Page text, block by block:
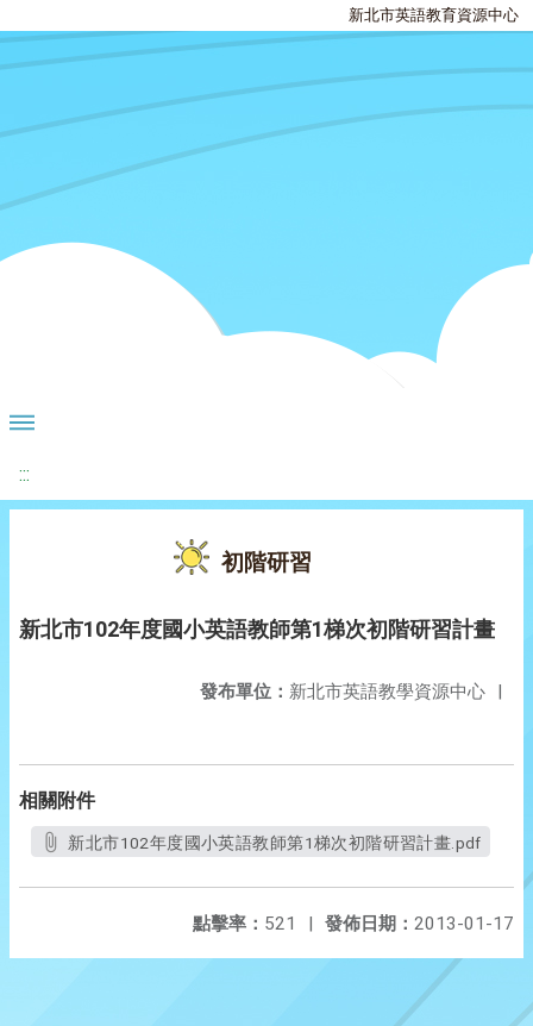
新北市英語教育資源中心
:::
初階研習
新北市102年度國小英語教師第1梯次初階研習計畫
發布單位： 新北市英語教學資源中心 |
相關附件
新北市102年度國小英語教師第1梯次初階研習計畫.pdf
發佈日期： 2013-01-17
點擊率： 521 |